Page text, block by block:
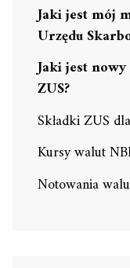
Jaki jest mój
Urzędu
Jaki jest
ZUS?
Składki ZUS
Kursy walut
Notowania